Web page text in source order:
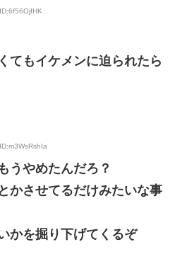
ID:6f56OjfHK
てもイケメンに迫られたら
ID:m3WsRshIa
うやめたんだろ？
かさせてるだけみたいな事
かを掘り下げてくるぞ